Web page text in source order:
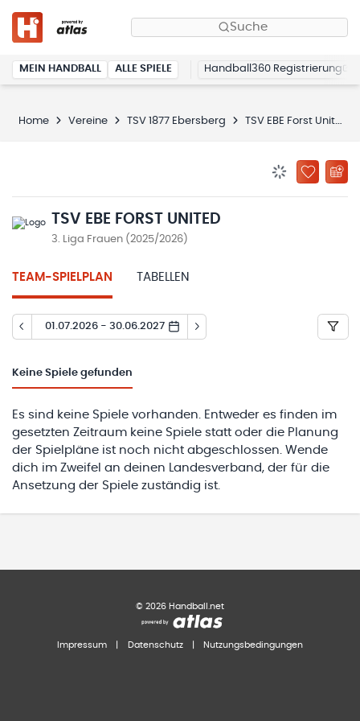
Suche
MEIN HANDBALL ALLE SPIELE Handball360 Registrierung
Home Vereine TSV 1877 Ebersberg TSV EBE Forst United
ZU
TSV EBE FORST UNITED
3. Liga Frauen (2025/2026)
TEAM-SPIELPLAN TABELLEN
01.07.2026 - 30.06.2027
Keine Spiele gefunden
Es sind keine Spiele vorhanden. Entweder es finden im
gesetzten Zeitraum keine Spiele statt oder die Planung
der Spielpläne ist noch nicht abgeschlossen. Wende
dich im Zweifel an deinen Landesverband, der für die
Ansetzung der Spiele zuständig ist.
© 2026 Handball.net
Impressum Datenschutz Nutzungsbedingungen